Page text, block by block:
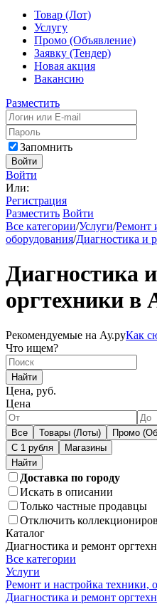
Товар (Лот)
Услугу
Промо (Объявление)
Заявку (Тендер)
Новая акция
Вакансию
Разместить
Запомнить
Войти
Войти
Или:
Регистрация
Разместить Войти
Все категории/Услуги/Ремонт
оборудования/Диагностика и
Диагностика
оргтехники в
Рекомендуемые на Ау.руКак
Что ищем?
Найти
Цена, руб.
Цена
Все Товары (Лоты) Промо
С 1 рубля
Магазины
Доставка по городу
Искать в описании
Только частные продавцы
Отключить
Каталог
Диагностика и ремонт
Все категории
Услуги
Ремонт и настройка техники,
Диагностика и ремонт